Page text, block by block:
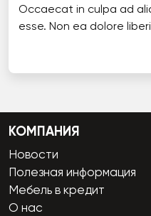
Occaecat in culpa ad
esse. Non ea dolore
КОМПАНИЯ
Новости
Полезная информация
Мебель в кредит
О нас